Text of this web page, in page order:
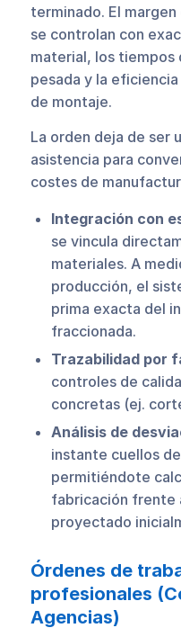
terminado. El
se controlan con
material, los tiempos
pesada y la
de montaje.
La orden deja de ser
asistencia para
costes de
Integración con
se vincula
materiales. A
producción, el
prima exacta del
fraccionada.
Trazabilidad por
controles de
concretas (ej.
Análisis de
instante cuellos
permitiéndote
fabricación frente
proyectado
Órdenes de
profesionales
Agencias)